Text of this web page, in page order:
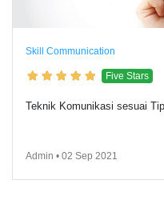
Skill Communication
Five Stars
Teknik Komunikasi sesuai
Admin • 02 Sep 2021